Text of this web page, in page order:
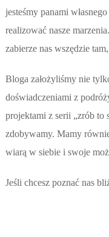
jesteśmy panami
realizować nasze
zabierze nas wszędzie
Bloga założyliśmy nie
doświadczeniami z
projektami z serii „zrób to
zdobywamy. Mamy
wiarą w siebie i swoje
Jeśli chcesz poznać nas